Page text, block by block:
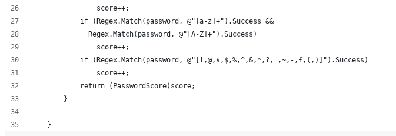
                score++;
            if (Regex.Match(password, @"[a-z]+").Success &&
              Regex.Match(password, @"[A-Z]+").Success)
                score++;
            if (Regex.Match(password, @"[!,@,#,$,%,^,&,*,?,_,~,-,£,(,)]").Success)
                score++;
            return (PasswordScore)score;
        }
    }